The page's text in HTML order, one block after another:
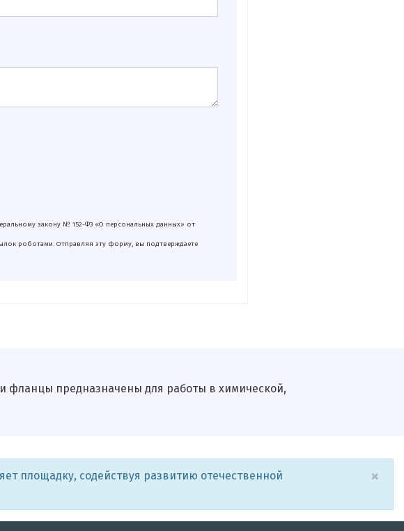
закону № 152-ФЗ «О персональных данных» от
роботами. Отправляя эту форму, вы подтверждаете
фланцы предназначены для работы в химической,
×
площадку, содействуя развитию отечественной